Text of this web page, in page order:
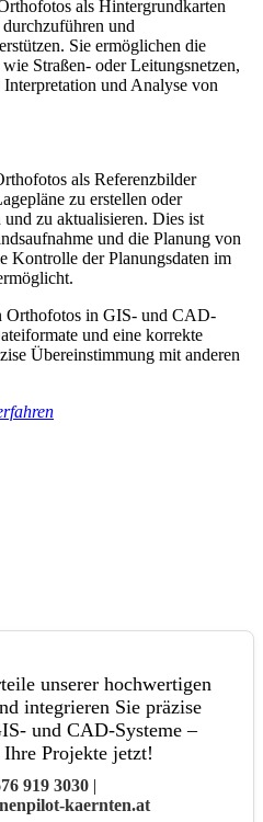
als Hintergrundkarten
und
Sie ermöglichen die
Straßen- oder Leitungsnetzen,
und Analyse von
als Referenzbilder
zu erstellen oder
und zu aktualisieren. Dies ist
und die Planung von
Kontrolle der Planungsdaten im
Orthofotos in GIS- und CAD-
und eine korrekte
Übereinstimmung mit anderen
unserer hochwertigen
integrieren Sie präzise
und CAD-Systeme –
Projekte jetzt!
919 3030 |
kaernten.at